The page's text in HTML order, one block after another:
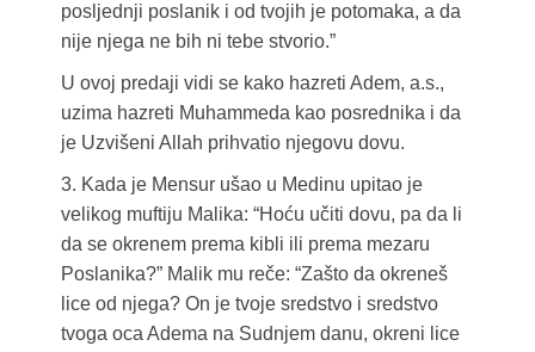
posljednji poslanik i od tvojih je potomaka, a da
nije njega ne bih ni tebe stvorio.”
U ovoj predaji vidi se kako hazreti Adem, a.s.,
uzima hazreti Muhammeda kao posrednika i da
je Uzvišeni Allah prihvatio njegovu dovu.
3. Kada je Mensur ušao u Medinu upitao je
velikog muftiju Malika: “Hoću učiti dovu, pa da li
da se okrenem prema kibli ili prema mezaru
Poslanika?” Malik mu reče: “Zašto da okreneš
lice od njega? On je tvoje sredstvo i sredstvo
tvoga oca Adema na Sudnjem danu, okreni lice